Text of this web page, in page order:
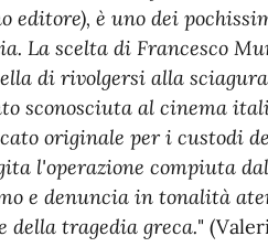
editore), è uno dei
La scelta di Francesco
di rivolgersi alla
sconosciuta al cinema
originale per i custodi
l'operazione compiuta
e denuncia in tonalità
della tragedia greca."